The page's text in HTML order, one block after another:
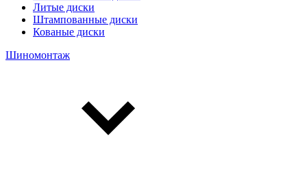
Литые диски
Штампованные диски
Кованые диски
Шиномонтаж